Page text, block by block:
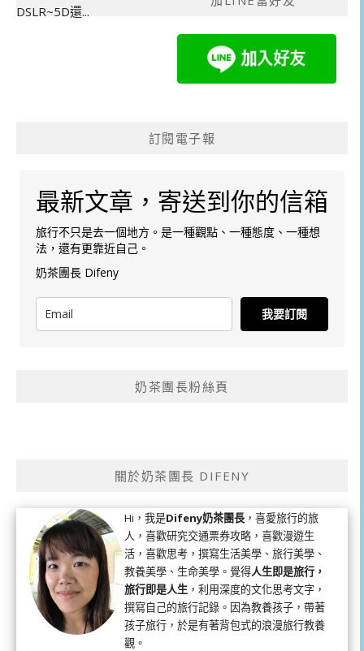
DSLR~5D還...
訂閱電子報
最新文章，寄送到你的信箱
旅行不只是去一個地方。是一種觀點、一種態度、一種想
法，還有更靠近自己。
奶茶團長 Difeny
我要訂閱
奶茶團長粉絲頁
關於奶茶團長 DIFENY
Hi，我是Difeny奶茶團長 ，喜愛旅行的旅
人，喜歡研究交通票券攻略，喜歡漫遊生
活，喜歡思考，撰寫生活美學、旅行美學、
教養美學、生命美學。覺得人生即是旅行，
旅行即是人生 ，利用深度的文化思考文字，
撰寫自己的旅行記錄。因為教養孩子，帶著
孩子旅行，於是有著背包式的浪漫旅行教養
觀。